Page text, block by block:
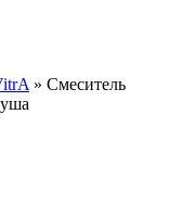
» Смеситель